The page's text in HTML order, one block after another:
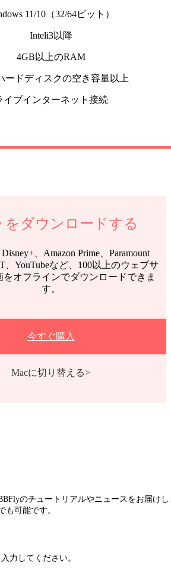
11/10（32/64ビット）
Inteli3以降
4GB以上のRAM
ードディスクの空き容量以上
イブインターネット接続
をダウンロードする
、Amazon Prime、Paramount
、YouTubeなど、100以上のウェブサ
をオフラインでダウンロードできま
す。
今すぐ購入
Macに切り替える>
のチュートリアルやニュースをお届けし
も可能です。